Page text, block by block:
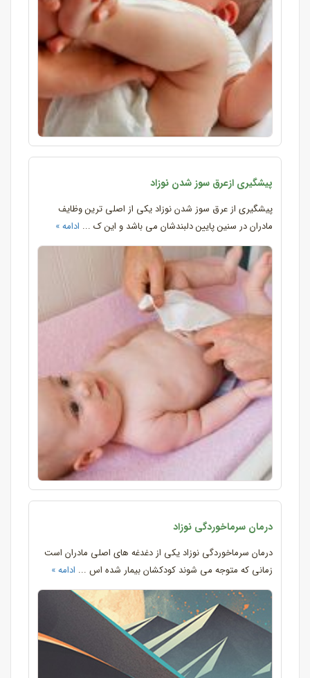
پیشگیری ازعرق سوز شدن نوزاد
پیشگیری از عرق سوز شدن نوزاد یکی از اصلی ترین وظایف
مادران در سنین پایین دلبندشان می باشد و این ک ... ادامه »
درمان سرماخوردگی نوزاد
درمان سرماخوردگی نوزاد یکی از دغدغه های اصلی مادران است
زمانی که متوجه می شوند کودکشان بیمار شده اس ... ادامه »